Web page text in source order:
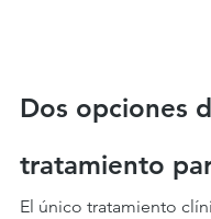
Dos opciones
tratamiento
El único tratamiento